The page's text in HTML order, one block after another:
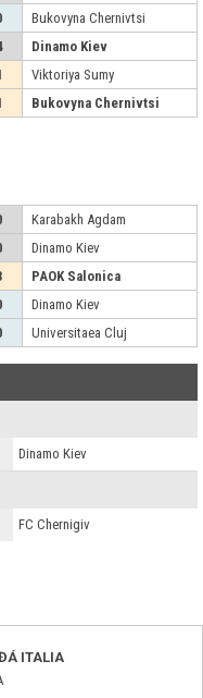
Bukovyna Chernivtsi
Dinamo Kiev
Viktoriya Sumy
Bukovyna Chernivtsi
Karabakh Agdam
Dinamo Kiev
PAOK Salonica
Dinamo Kiev
Universitaea Cluj
Dinamo Kiev
FC Chernigiv
ITALIA